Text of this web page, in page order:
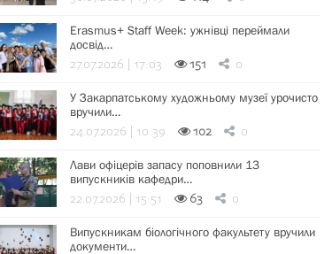
Erasmus+ Staff Week: ужнівці переймали
досвід…
27.07.2026 | 17:03 151 0
У Закарпатському художньому музеї урочисто
вручили…
24.07.2026 | 10:39 102 0
Лави офіцерів запасу поповнили 13
випускників кафедри…
22.07.2026 | 15:51 63 0
Випускникам біологічного факультету вручили
документи…